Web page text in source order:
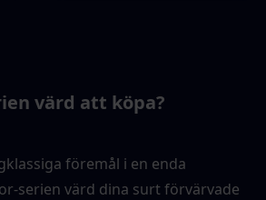
värd att köpa?
föremål i en enda
serien värd dina surt förvärvade